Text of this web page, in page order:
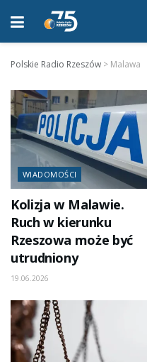
Polskie Radio Rzeszów > Malawa
WIADOMOŚCI
Kolizja w Malawie.
Ruch w kierunku
Rzeszowa może być
utrudniony
19.06.2026